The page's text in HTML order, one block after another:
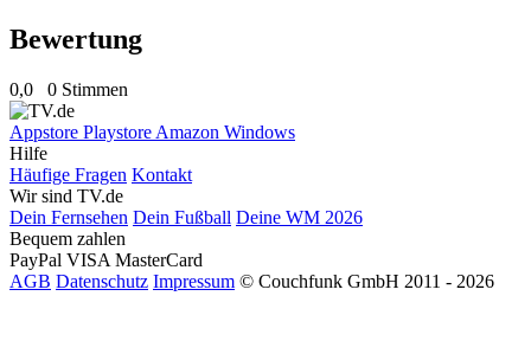
Bewertung
0,0 0 Stimmen
Appstore Playstore Amazon Windows
Hilfe
Häufige Fragen Kontakt
Wir sind TV.de
Dein Fernsehen Dein Fußball Deine WM 2026
Bequem zahlen
PayPal VISA MasterCard
AGB Datenschutz Impressum © Couchfunk GmbH 2011 - 2026